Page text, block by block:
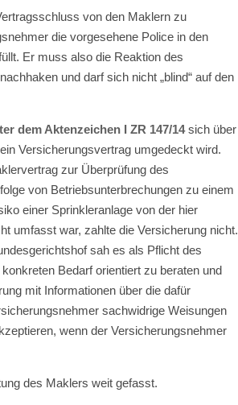
von den Maklern zu
die vorgesehene Police in den
Er muss also die Reaktion des
und darf sich nicht „blind“ auf den
dem Aktenzeichen I ZR 147/14sich über
Versicherungsvertrag umgedeckt wird.
zur Überprüfung des
von Betriebsunterbrechungen zu einem
einer Sprinkleranlage von der hier
umfasst war, zahlte die Versicherung nicht.
sah es als Pflicht des
Bedarf orientiert zu beraten und
mit Informationen über die dafür
sachwidrige Weisungen
wenn der Versicherungsnehmer
des Maklers weit gefasst.